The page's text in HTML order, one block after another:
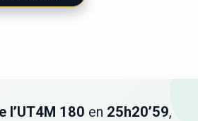
l’UT4M 180 en 25h20’59,